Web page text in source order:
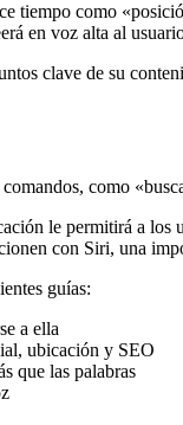
tiempo como
en voz alta al
clave de su
como
le permitirá a los
con Siri, una
guías:
a ella
ubicación y SEO
que las palabras